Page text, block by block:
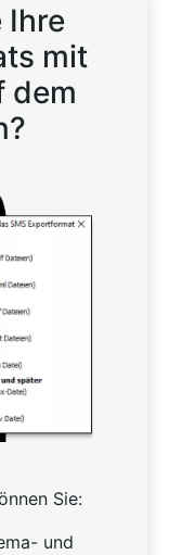
Ihre
mit
dem
Sie:
und